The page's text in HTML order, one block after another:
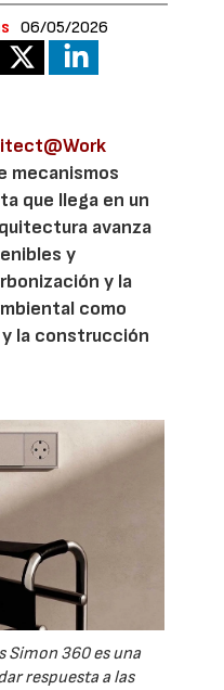
06/05/2026
mecanismos
que llega en un
avanza
y
y la
como
la construcción
Simon 360 es una
respuesta a las